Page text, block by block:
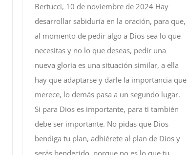
Bertucci, 10 de noviembre de 2024 Hay
desarrollar sabiduría en la oración, para que,
al momento de pedir algo a Dios sea lo que
necesitas y no lo que deseas, pedir una
nueva gloria es una situación similar, a ella
hay que adaptarse y darle la importancia que
merece, lo demás pasa a un segundo lugar.
Si para Dios es importante, para ti también
debe ser importante. No pidas que Dios
bendiga tu plan, adhiérete al plan de Dios y
serás bendecido, porque no es lo que tu